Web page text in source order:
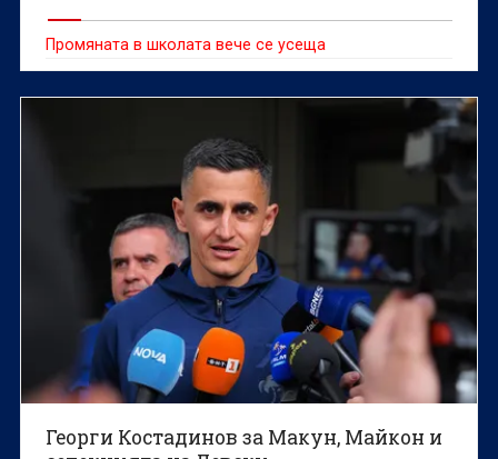
Промяната в школата вече се усеща
Георги Костадинов за Макун, Майкон и